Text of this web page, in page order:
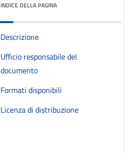
INDICE DELLA PAGINA
Descrizione
Ufficio responsabile del
documento
Formati disponibili
Licenza di distribuzione